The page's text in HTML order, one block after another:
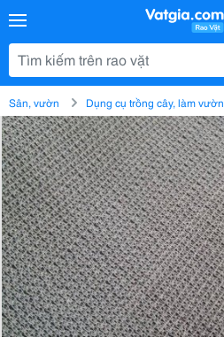
Sân, vườn Dụng cụ trồng cây, làm vườn